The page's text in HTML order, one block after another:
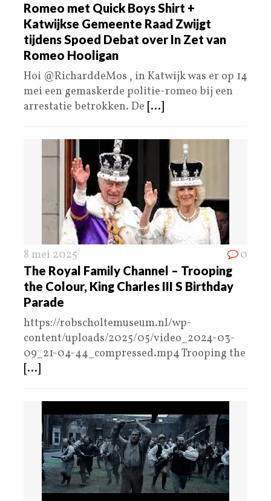
Romeo met Quick Boys Shirt +
Katwijkse Gemeente Raad Zwijgt
tijdens Spoed Debat over In Zet van
Romeo Hooligan
Hoi @RicharddeMos , in Katwijk was er op 14
mei een gemaskerde politie-romeo bij een
arrestatie betrokken. De [...]
8 mei 2025 0
The Royal Family Channel – Trooping
the Colour, King Charles III S Birthday
Parade
https://robscholtemuseum.nl/wp-
content/uploads/2025/05/video_2024-03-
09_21-04-44_compressed.mp4 Trooping the
[...]